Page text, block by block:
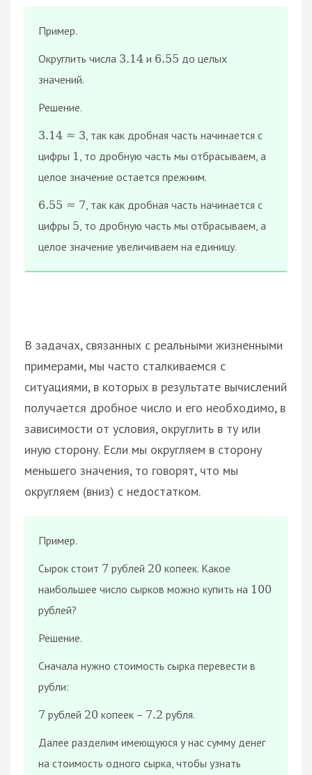
Пример.
Округлить числа 3.14 и 6.55 до целых
значений.
Решение.
3.14 ≈ 3 , так как дробная часть начинается с
цифры 1
, то дробную часть мы отбрасываем, а
целое значение остается прежним.
6.55 ≈ 7 , так как дробная часть начинается с
цифры 5 , то дробную часть мы отбрасываем, а
целое значение увеличиваем на единицу.
В задачах, связанных с реальными жизненными
примерами, мы часто сталкиваемся с
ситуациями, в которых в результате вычислений
получается дробное число и его необходимо, в
зависимости от условия, округлить в ту или
иную сторону. Если мы округляем в сторону
меньшего значения, то говорят, что мы
округляем (вниз) с недостатком.
Пример.
Сырок стоит 7 рублей 20 копеек. Какое
наибольшее число сырков можно купить на 100
рублей?
Решение.
Сначала нужно стоимость сырка перевести в
рубли:
7 рублей 20 копеек – 7.2 рубля.
Далее разделим имеющуюся у нас сумму денег
на стоимость одного сырка, чтобы узнать